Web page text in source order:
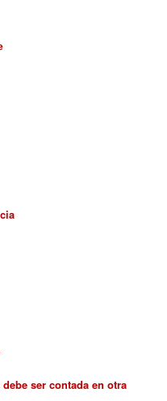
ser contada en otra